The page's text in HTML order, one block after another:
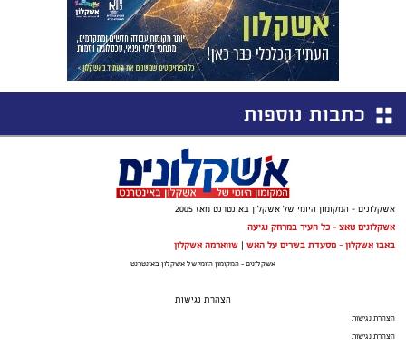
כתבות נוספות
אשקלונים - המקומון היומי של אשקלון באינטרנט מאז 2005
אשקלונים טאצ - כל העיר במרחק נגיעה
באבו אשקלון - מסעדת בשרים על האש | שווארמה אשקלון
אשקלונים - המקומון היומי של אשקלון באינטרנט
הצהרת נגישות
הצהרת נגישות
הצהרת נגישות